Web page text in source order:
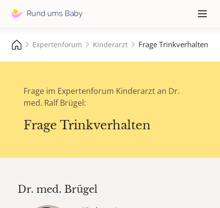
≡
Expertenforum Kinderarzt Frage Trinkverhalten
Frage im Expertenforum Kinderarzt an Dr.
med. Ralf Brügel:
Frage Trinkverhalten
Dr. med. Brügel